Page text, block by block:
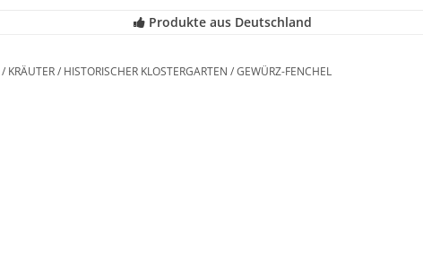
Produkte aus Deutschland
/ KRÄUTER/ HISTORISCHER KLOSTERGARTEN /GEWÜRZ-FENCHEL